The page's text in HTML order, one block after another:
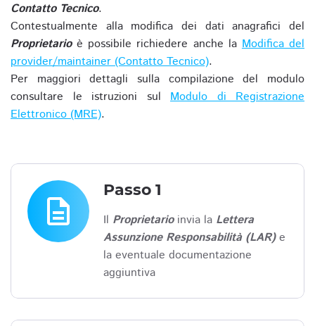
Contatto Tecnico.
Contestualmente alla modifica dei dati anagrafici del
Proprietarioè possibile richiedere anche laModifica del
provider/maintainer (Contatto Tecnico).
Per maggiori dettagli sulla compilazione del modulo
consultare le istruzioni sul Modulo di Registrazione
Elettronico (MRE).
description
Passo 1
Il Proprietarioinvia la Lettera
Assunzione Responsabilità (LAR)e
la eventuale documentazione
aggiuntiva